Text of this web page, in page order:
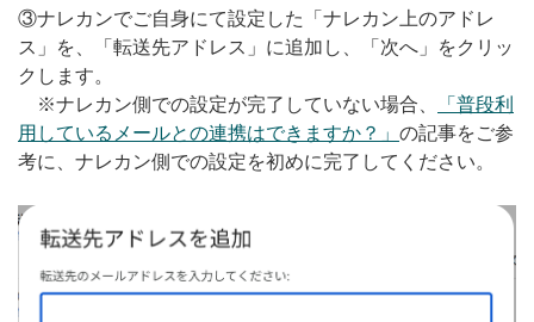
③ナレカンでご自身にて設定した「ナレカン上のアドレ
ス」を、「転送先アドレス」に追加し、「次へ」をクリッ
クします。
※ナレカン側での設定が完了していない場合、
「普段利
用しているメールとの連携はできますか？」 の記事をご参
考に、ナレカン側での設定を初めに完了してください。